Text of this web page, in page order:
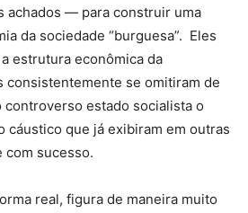
achados — para construir uma
da sociedade “burguesa”. Eles
estrutura econômica da
consistentemente se omitiram de
controverso estado socialista o
cáustico que já exibiram em outras
com sucesso.
real, figura de maneira muito